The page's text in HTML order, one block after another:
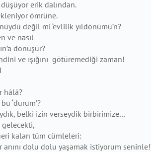
erik dalından.
ömrüne.
değil mi ‘evlilik yıldönümü’n?
ve nasıl
dönüşür?
ve ışığını götüremediği zaman!
hâlâ?
‘durum’?
belki izin verseydik birbirimize…
kalan tüm cümleleri:
anını dolu dolu yaşamak istiyorum